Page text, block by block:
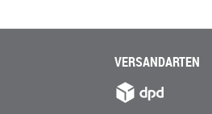
VERSANDARTEN